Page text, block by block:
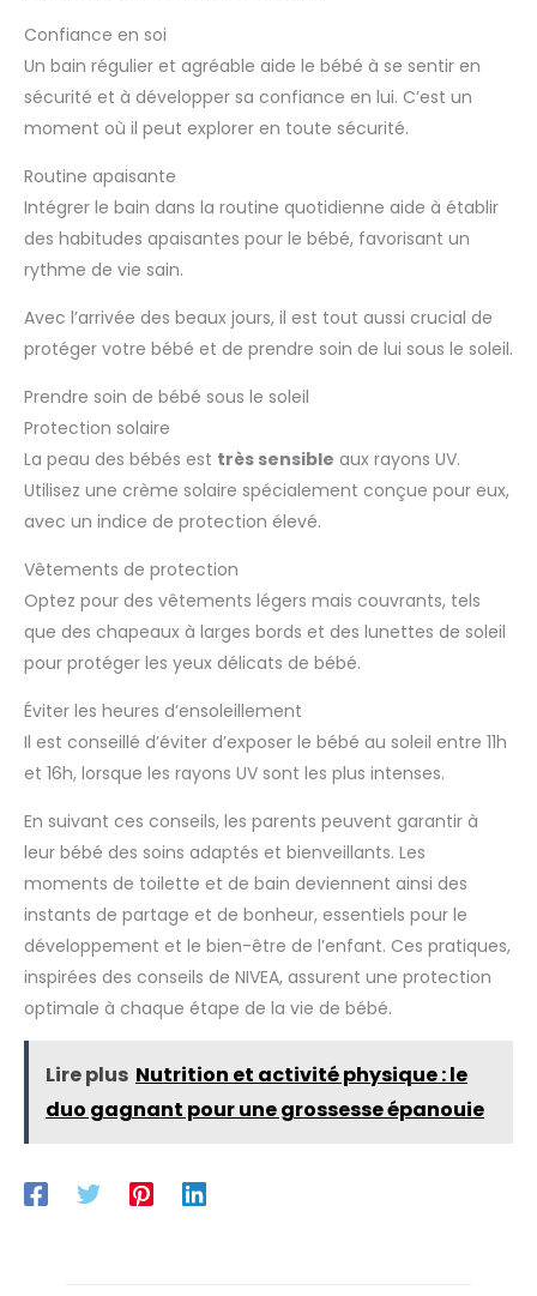
Confiance en soi
Un bain régulier et agréable aide le bébé à se sentir en
sécurité et à développer sa confiance en lui. C’est un
moment où il peut explorer en toute sécurité.
Routine apaisante
Intégrer le bain dans la routine quotidienne aide à établir
des habitudes apaisantes pour le bébé, favorisant un
rythme de vie sain.
Avec l’arrivée des beaux jours, il est tout aussi crucial de
protéger votre bébé et de prendre soin de lui sous le soleil.
Prendre soin de bébé sous le soleil
Protection solaire
La peau des bébés est très sensible aux rayons UV.
Utilisez une crème solaire spécialement conçue pour eux,
avec un indice de protection élevé.
Vêtements de protection
Optez pour des vêtements légers mais couvrants, tels
que des chapeaux à larges bords et des lunettes de soleil
pour protéger les yeux délicats de bébé.
Éviter les heures d’ensoleillement
Il est conseillé d’éviter d’exposer le bébé au soleil entre 11h
et 16h, lorsque les rayons UV sont les plus intenses.
En suivant ces conseils, les parents peuvent garantir à
leur bébé des soins adaptés et bienveillants. Les
moments de toilette et de bain deviennent ainsi des
instants de partage et de bonheur, essentiels pour le
développement et le bien-être de l’enfant. Ces pratiques,
inspirées des conseils de NIVEA, assurent une protection
optimale à chaque étape de la vie de bébé.
Lire plus Nutrition et activité physique : le
duo gagnant pour une grossesse épanouie